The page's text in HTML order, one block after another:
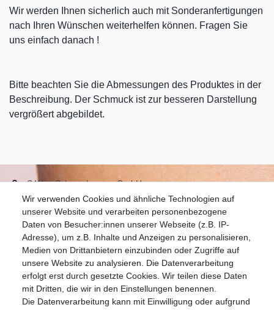
Wir werden Ihnen sicherlich auch mit Sonderanfertigungen
nach Ihren Wünschen weiterhelfen können. Fragen Sie
uns einfach danach !
Bitte beachten Sie die Abmessungen des Produktes in der
Beschreibung. Der Schmuck ist zur besseren Darstellung
vergrößert abgebildet.
Wir verwenden Cookies und ähnliche Technologien auf
unserer Website und verarbeiten personenbezogene
Daten von Besucher:innen unserer Webseite (z.B. IP-
Adresse), um z.B. Inhalte und Anzeigen zu personalisieren,
Medien von Drittanbietern einzubinden oder Zugriffe auf
unsere Website zu analysieren. Die Datenverarbeitung
erfolgt erst durch gesetzte Cookies. Wir teilen diese Daten
mit Dritten, die wir in den Einstellungen benennen.
Die Datenverarbeitung kann mit Einwilligung oder aufgrund
S.W.w. Schmuckwaren GmbH
07051-9608828
info@schmuckador.de
Montag bis Freitag 8.30 – 12.00 Uhr und 13.30 bis 17.30 Uhr
Widerrufs­recht Widerrufs­formular Impressum